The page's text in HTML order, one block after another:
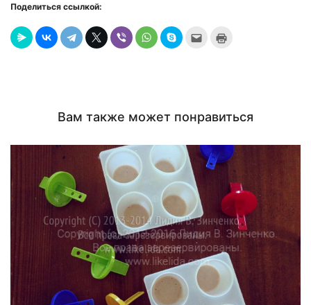
Поделиться ссылкой:
Послать
Вам также может понравиться